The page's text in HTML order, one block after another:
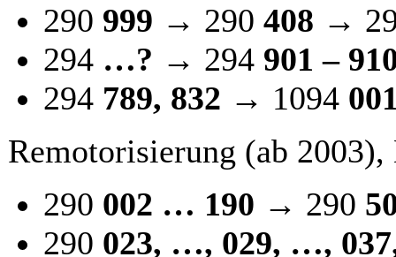
290 999 → 290 408 →
294 …? → 294 901 –
294 789, 832 → 1094
Remotorisierung (ab
290 002 … 190 → 290
290 023, …, 029, …,